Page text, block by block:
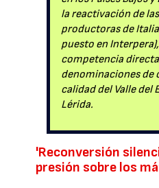
la reactivación de
productoras de
puesto en
competencia
denominaciones de
calidad del Valle del
Lérida.
'Reconversión
presión sobre los